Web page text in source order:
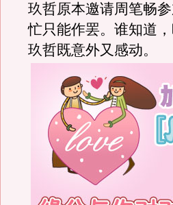
玖哲原本邀请周笔畅
忙只能作罢。谁知道
玖哲既意外又感动。